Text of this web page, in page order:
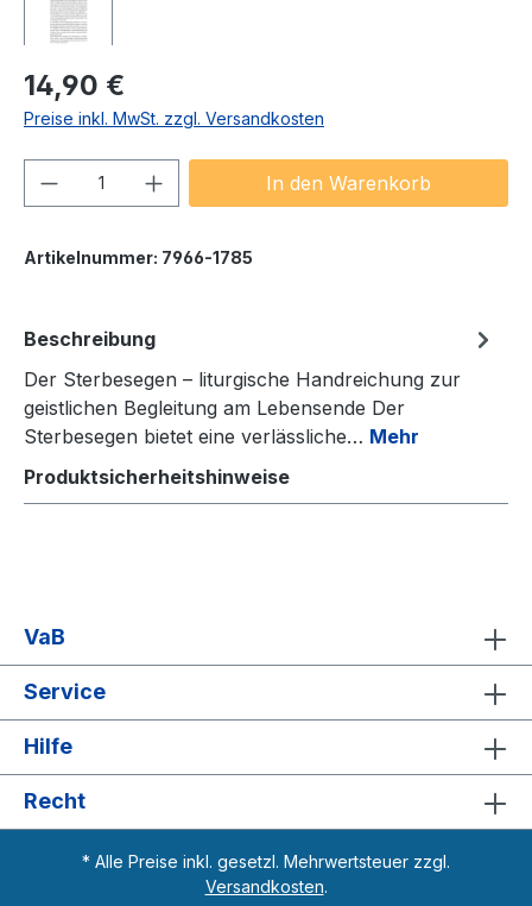
Regulärer Preis:
14,90 €
Preise inkl. MwSt. zzgl. Versandkosten
Produkt Anzahl: Gib denIn den Warenkorb
Artikelnummer: 7966-1785
Beschreibung
Der Sterbesegen – liturgische Handreichung zur
geistlichen Begleitung am Lebensende Der
Sterbesegen bietet eine verlässliche… Mehr
Produktsicherheitshinweise
VaB
Service
Hilfe
Recht
* Alle Preise inkl. gesetzl. Mehrwertsteuer zzgl.
Versandkosten.